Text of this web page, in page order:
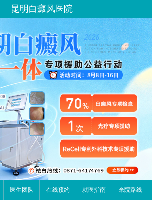
昆明白癜风医院
医生团队 在线预约 就医指南 来院路线